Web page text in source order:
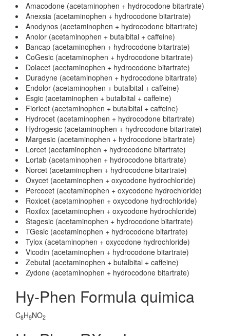
Amacodone (acetaminophen + hydrocodone bitartrate)
Anexsia (acetaminophen + hydrocodone bitartrate)
Anodynos (acetaminophen + hydrocodone bitartrate)
Anolor (acetaminophen + butalbital + caffeine)
Bancap (acetaminophen + hydrocodone bitartrate)
CoGesic (acetaminophen + hydrocodone bitartrate)
Dolacet (acetaminophen + hydrocodone bitartrate)
Duradyne (acetaminophen + hydrocodone bitartrate)
Endolor (acetaminophen + butalbital + caffeine)
Esgic (acetaminophen + butalbital + caffeine)
Fioricet (acetaminophen + butalbital + caffeine)
Hydrocet (acetaminophen + hydrocodone bitartrate)
Hydrogesic (acetaminophen + hydrocodone bitartrate)
Margesic (acetaminophen + hydrocodone bitartrate)
Lorcet (acetaminophen + hydrocodone bitartrate)
Lortab (acetaminophen + hydrocodone bitartrate)
Norcet (acetaminophen + hydrocodone bitartrate)
Oxycet (acetaminophen + oxycodone hydrochloride)
Percocet (acetaminophen + oxycodone hydrochloride)
Roxicet (acetaminophen + oxycodone hydrochloride)
Roxilox (acetaminophen + oxycodone hydrochloride)
Stagesic (acetaminophen + hydrocodone bitartrate)
TGesic (acetaminophen + hydrocodone bitartrate)
Tylox (acetaminophen + oxycodone hydrochloride)
Vicodin (acetaminophen + hydrocodone bitartrate)
Zebutal (acetaminophen + butalbital + caffeine)
Zydone (acetaminophen + hydrocodone bitartrate)
Hy-Phen Formula quimica
C8H9NO2